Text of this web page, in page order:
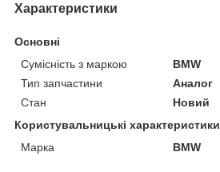
Характеристики
Основні
Сумісність з маркою
BMW
Тип запчастини
Аналог
Стан
Новий
Користувальницькі характеристики
Марка
BMW